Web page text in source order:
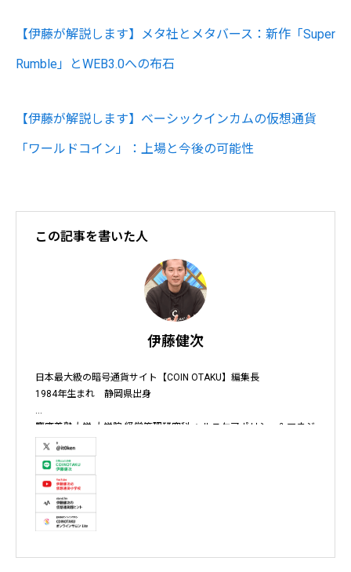
【伊藤が解説します】メタ社とメタバース：新作「Super
Rumble」とWEB3.0への布石
【伊藤が解説します】ベーシックインカムの仮想通貨
「ワールドコイン」：上場と今後の可能性
この記事を書いた人
伊藤健次
日本最大級の暗号通貨サイト【COIN OTAKU】編集長
1984年生まれ　静岡県出身
慶應義塾大学 大学院 経営管理研究科 ヘルスケアポリシー＆マネジ
メント集中コース終了
株式会社ソクラテス 代表取締役 / 国内企業暗号資産事業顧問 / 暗
号資産取引所アドバイザー / 暗号資産投資アナリスト / Fintechコ
ンサルタント / 暗号資産非公式アーティスト /YouTuber
テレビ東京WBS出演　テレビ東京モーニングサテライト出演
他各メディア取材、出演